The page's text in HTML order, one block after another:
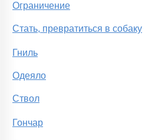
Ограничение
Стать, превратиться в собаку
Гниль
Одеяло
Ствол
Гончар